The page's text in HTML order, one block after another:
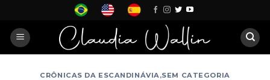
content
CRÔNICAS DA ESCANDINÁVIA,SEM CATEGORIA